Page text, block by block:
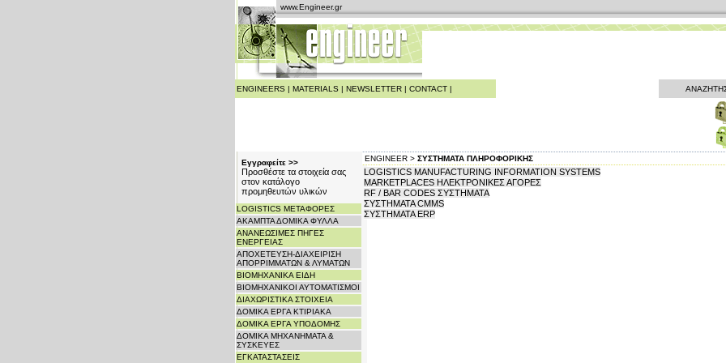
www.Engineer.gr
ENGINEERS | MATERIALS | NEWSLETTER | CONTACT |
Εγγραφείτε >>
Προσθέστε τα στοιχεία σας
στον κατάλογο
προμηθευτών υλικών
LOGISTICS ΜΕΤΑΦΟΡΕΣ
ΑΚΑΜΠΤΑ ΔΟΜΙΚΑ ΦΥΛΛΑ
ΑΝΑΝΕΩΣΙΜΕΣ ΠΗΓΕΣ
ΕΝΕΡΓΕΙΑΣ
ΑΠΟΧΕΤΕΥΣΗ-ΔΙΑΧΕΙΡΙΣΗ
ΑΠΟΡΡΙΜΜΑΤΩΝ & ΛΥΜΑΤΩΝ
ΒΙΟΜΗΧΑΝΙΚΑ ΕΙΔΗ
ΒΙΟΜΗΧΑΝΙΚΟΙ ΑΥΤΟΜΑΤΙΣΜΟΙ
ΔΙΑΧΩΡΙΣΤΙΚΑ ΣΤΟΙΧΕΙΑ
ΔΟΜΙΚΑ ΕΡΓΑ ΚΤΙΡΙΑΚΑ
ΔΟΜΙΚΑ ΕΡΓΑ ΥΠΟΔΟΜΗΣ
ΔΟΜΙΚΑ ΜΗΧΑΝΗΜΑΤΑ &
ΣΥΣΚΕΥΕΣ
ΕΓΚΑΤΑΣΤΑΣΕΙΣ
ENGINEER > ΣΥΣΤΗΜΑΤΑ ΠΛΗΡΟΦΟΡΙΚΗΣ
LOGISTICS MANUFACTURING INFORMATION SYSTEMS
MARKETPLACES ΗΛΕΚΤΡΟΝΙΚΕΣ ΑΓΟΡΕΣ
RF / BAR CODES ΣΥΣΤΗΜΑΤΑ
ΣΥΣΤΗΜΑΤΑ CMMS
ΣΥΣΤΗΜΑΤΑ ERP